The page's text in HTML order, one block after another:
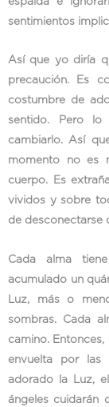
sentimientos
Así que yo diría
precaución. Es
costumbre de
sentido. Pero
cambiarlo. Así
momento no es
cuerpo. Es
vividos y sobre
de desconectarse
Cada alma
acumulado un
Luz, más o
sombras. Cada
camino.
envuelta por las
adorado la Luz,
ángeles cuidarán